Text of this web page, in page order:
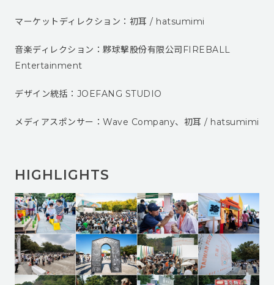
マーケットディレクション：初耳 / hatsumimi
音楽ディレクション：夥球擊股份有限公司FIREBALL
Entertainment
デザイン統括：JOEFANG STUDIO
メディアスポンサー：Wave Company、初耳 / hatsumimi
HIGHLIGHTS